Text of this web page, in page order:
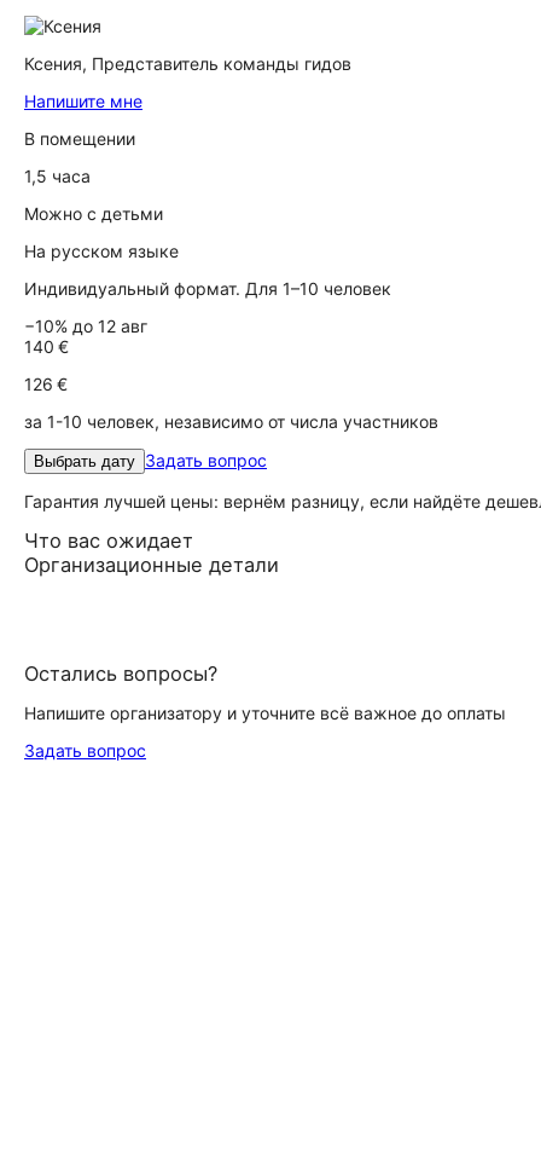
Ксения, Представитель команды гидов
Напишите мне
В помещении
1,5 часа
Можно с детьми
На русском языке
Индивидуальный формат. Для 1–10 человек
−10% до 12 авг
140 €
126 €
за 1-10 человек, независимо от числа участников
Выбрать дату Задать вопрос
Гарантия лучшей цены: вернём разницу, если найдёте
Что вас ожидает
Организационные детали
Остались вопросы?
Напишите организатору и уточните всё важное до оплаты
Задать вопрос